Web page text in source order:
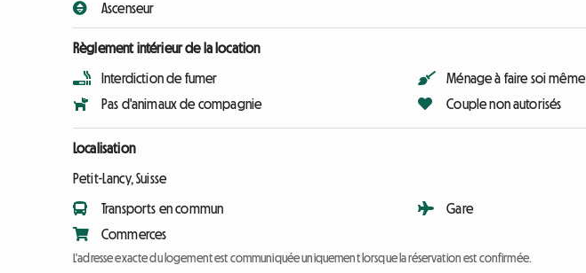
Ascenseur
Règlement intérieur de la location
Interdiction de fumer
Pas d'animaux de compagnie
Ménage à faire soi même
Couple non autorisés
Localisation
Petit-Lancy, Suisse
Transports en commun
Commerces
Gare
L'adresse exacte du logement est communiquée uniquement lorsque la réservation est confirmée.